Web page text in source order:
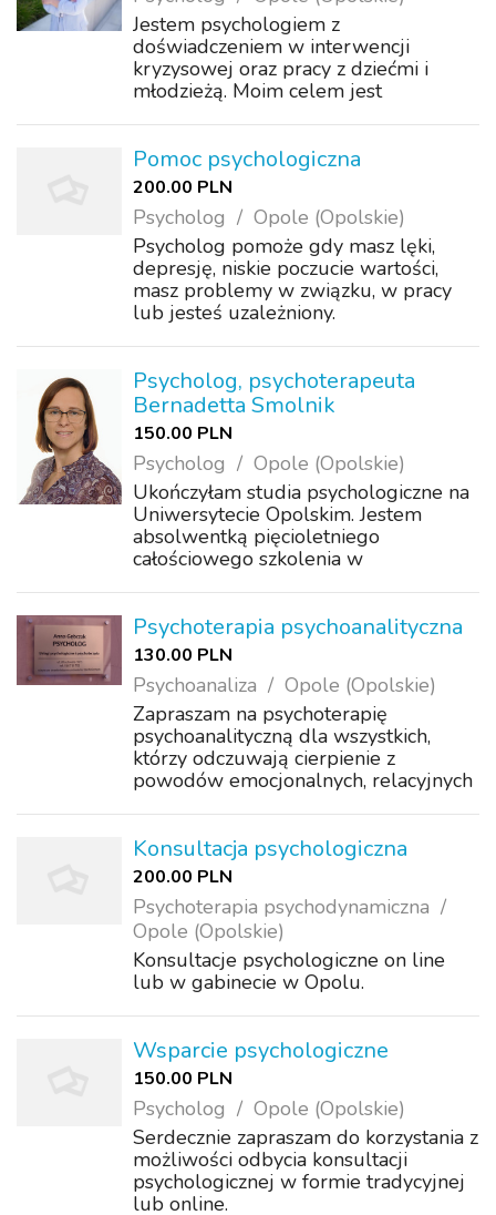
Jestem psychologiem z
doświadczeniem w interwencji
kryzysowej oraz pracy z dziećmi i
młodzieżą. Moim celem jest
zrozumieć źródła Twoich problemów,
rozwinąć efektywne strategie
radzenia...
Pomoc psychologiczna
200.00 PLN
Psycholog
Opole (Opolskie)
Psycholog pomoże gdy masz lęki,
depresję, niskie poczucie wartości,
masz problemy w związku, w pracy
lub jesteś uzależniony.
Psycholog, psychoterapeuta
Bernadetta Smolnik
150.00 PLN
Psycholog
Opole (Opolskie)
Ukończyłam studia psychologiczne na
Uniwersytecie Opolskim. Jestem
absolwentką pięcioletniego
całościowego szkolenia w
Rodzin Collegium Medicum
Uniwersytetu Jagiellońskiego.
Doświadczen...
Psychoterapia psychoanalityczna
130.00 PLN
Psychoanaliza
Opole (Opolskie)
Zapraszam na psychoterapię
psychoanalityczną dla wszystkich,
którzy odczuwają cierpienie z
powodów emocjonalnych, relacyjnych
trudności, a także wpieram we
wprowadzaniu potrzebnyc...
Konsultacja psychologiczna
200.00 PLN
Psychoterapia psychodynamiczna
Opole (Opolskie)
Konsultacje psychologiczne on line
lub w gabinecie w Opolu.
Wsparcie psychologiczne
150.00 PLN
Psycholog
Opole (Opolskie)
Serdecznie zapraszam do korzystania z
możliwości odbycia konsultacji
psychologicznej w formie tradycyjnej
lub online.